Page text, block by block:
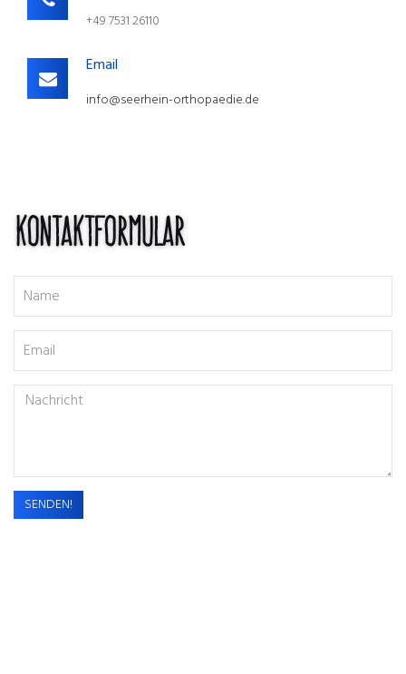
+49 7531 26110
Email
info@seerhein-orthopaedie.de
Kontaktformular